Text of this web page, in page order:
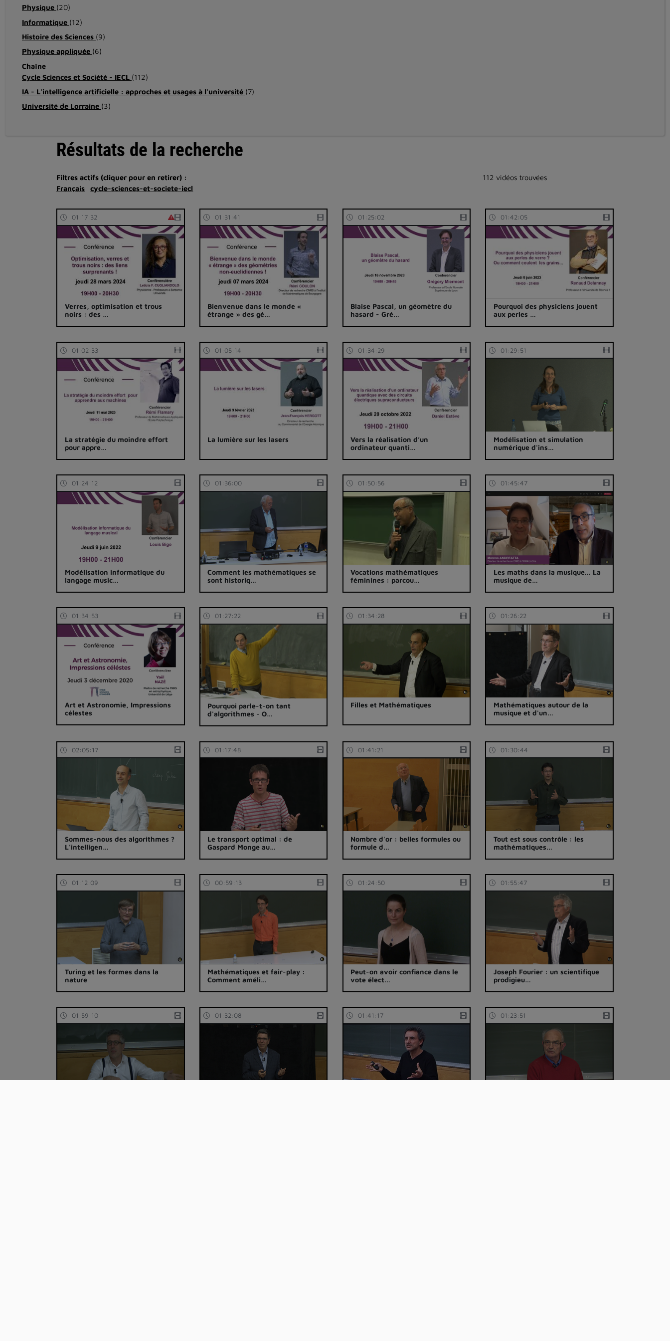
Physique (20)
Informatique (12)
Histoire des Sciences (9)
Physique appliquée (6)
Chaîne
Cycle Sciences et Société - IECL (112)
IA - L'intelligence artificielle : approches et usages à l'université (7)
Université de Lorraine (3)
Résultats de la recherche
Filtres actifs (cliquer pour en retirer) :
Français
cycle-sciences-et-societe-iecl
112 vidéos trouvées
01:17:32
Verres, optimisation et trous
noirs : des …
01:31:41
Bienvenue dans le monde «
étrange » des gé…
01:25:02
Blaise Pascal, un géomètre du
hasard - Gré…
01:42:05
Pourquoi des physiciens jouent
aux perles …
01:02:33
La stratégie du moindre effort
pour appre…
01:05:14
La lumière sur les lasers
01:34:29
Vers la réalisation d’un
ordinateur quanti…
01:29:51
Modélisation et simulation
numérique d'ins…
01:24:12
Modélisation informatique du
langage music…
01:36:00
Comment les mathématiques se
sont historiq…
01:50:56
Vocations mathématiques
féminines : parcou…
01:45:47
Les maths dans la musique... La
musique de…
01:34:53
Art et Astronomie, Impressions
célestes
01:27:22
Pourquoi parle-t-on tant
d'algorithmes - O…
01:34:28
Filles et Mathématiques
01:26:22
Mathématiques autour de la
musique et d'un…
02:05:17
Sommes-nous des algorithmes ?
L'intelligen…
01:17:48
Le transport optimal : de
Gaspard Monge au…
01:41:21
Nombre d'or : belles formules ou
formule d…
01:30:44
Tout est sous contrôle : les
mathématiques…
01:12:09
Turing et les formes dans la
nature
00:59:13
Mathématiques et fair-play :
Comment améli…
01:24:50
Peut-on avoir confiance dans le
vote élect…
01:55:47
Joseph Fourier : un scientifique
prodigieu…
01:59:10 01:32:08 01:41:17 01:23:51